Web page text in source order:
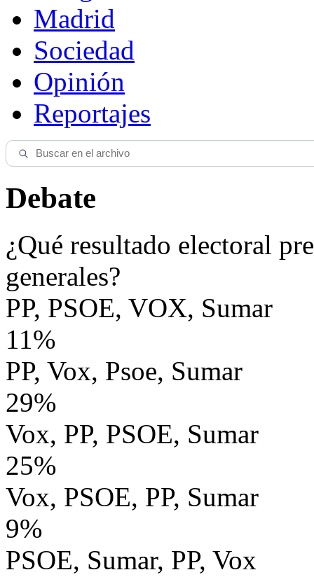
Madrid
Sociedad
Opinión
Reportajes
Debate
¿Qué resultado electoral
generales?
PP, PSOE, VOX, Sumar
11%
PP, Vox, Psoe, Sumar
29%
Vox, PP, PSOE, Sumar
25%
Vox, PSOE, PP, Sumar
9%
PSOE, Sumar, PP, Vox